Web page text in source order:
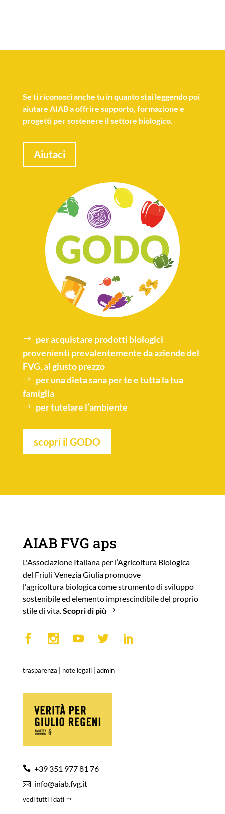
Se ti riconosci anche tu in quanto stai leggendo poi
aiutare AIAB a offrire supporto, formazione e
progetti per sostenere il settore biologico.
Aiutaci
per acquistare prodotti biologici
provenienti prevalentemente da aziende del
FVG, al giusto prezzo
per unadieta sanaper te e tutta la tua
famiglia
per tutelare l’ambiente
scopri il GODO
AIAB FVG aps
L'Associazione Italiana per l’Agricoltura Biologica
del Friuli Venezia Giulia promuove
l'agricoltura biologica come strumento di sviluppo
sostenibile ed elemento imprescindibile del proprio
stile di vita.Scopri di più
trasparenza note legali| admin
+39 351 977 81 76
info@aiab.fvg.it
vedi tutti i dati